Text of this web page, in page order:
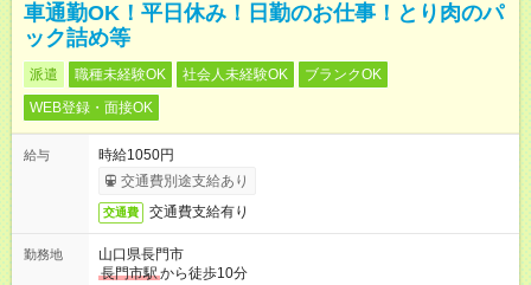
車通勤OK！平日休み！日勤のお仕事！とり肉のパ
ック詰め等
派遣 職種未経験OK 社会人未経験OK
ブランクOK
WEB登録・面接OK
給与
時給1050円
交通費別途支給あり
交通費 交通費支給有り
勤務地
山口県長門市
長門市駅から徒歩10分